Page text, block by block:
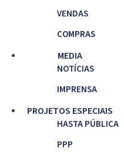
VENDAS
COMPRAS
MEDIA
NOTÍCIAS
IMPRENSA
PROJETOS ESPECIAIS
HASTA PÚBLICA
PPP